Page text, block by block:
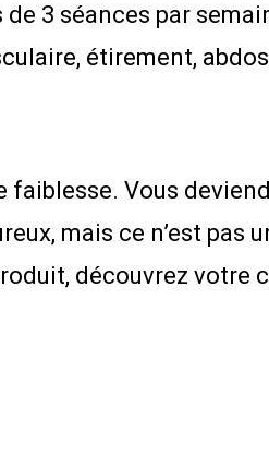
de 3 séances par
étirement,
Vous
mais ce n’est pas
découvrez votre